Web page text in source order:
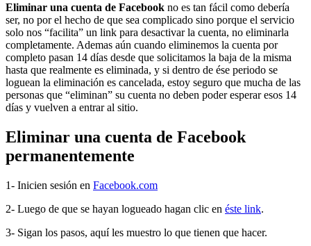
Eliminar una cuenta de Facebook no es tan fácil como debería
ser, no por el hecho de que sea complicado sino porque el servicio
solo nos “facilita” un link para desactivar la cuenta, no eliminarla
completamente. Ademas aún cuando eliminemos la cuenta por
completo pasan 14 días desde que solicitamos la baja de la misma
hasta que realmente es eliminada, y si dentro de ése periodo se
loguean la eliminación es cancelada, estoy seguro que mucha de las
personas que “eliminan” su cuenta no deben poder esperar esos 14
días y vuelven a entrar al sitio.
Eliminar una cuenta de Facebook
permanentemente
1- Inicien sesión en Facebook.com
2- Luego de que se hayan logueado hagan clic en éste link.
3- Sigan los pasos, aquí les muestro lo que tienen que hacer.